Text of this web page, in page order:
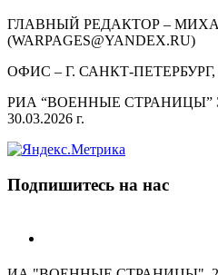
ГЛАВНЫЙ РЕДАКТОР –
(WARPAGES@YANDEX.RU)
ОФИС – Г. САНКТ-
РИА “ВОЕННЫЕ СТРАНИЦЫ”
30.03.2026 г.
Подпишитесь на нас